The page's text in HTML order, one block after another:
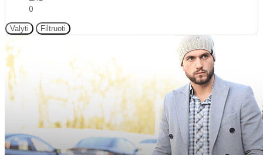
0
Valyti Filtruoti